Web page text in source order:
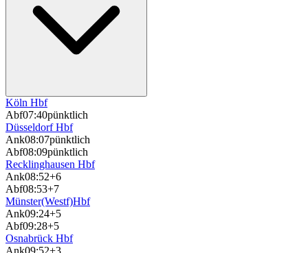
Köln Hbf
Abf07:40pünktlich
Düsseldorf Hbf
Ank08:07pünktlich
Abf08:09pünktlich
Recklinghausen Hbf
Ank08:52+6
Abf08:53+7
Münster(Westf)Hbf
Ank09:24+5
Abf09:28+5
Osnabrück Hbf
Ank09:52+3